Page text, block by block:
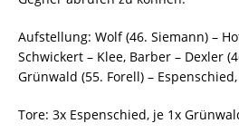
Aufstellung: Wolf (46. Siemann) –
Schwickert – Klee, Barber – Dexler
Grünwald (55. Forell) –
Tore: 3x Espenschied, je 1x